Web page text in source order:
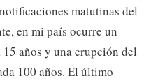
matutinas del
en mi país ocurre un
años y una erupción del
100 años. El último